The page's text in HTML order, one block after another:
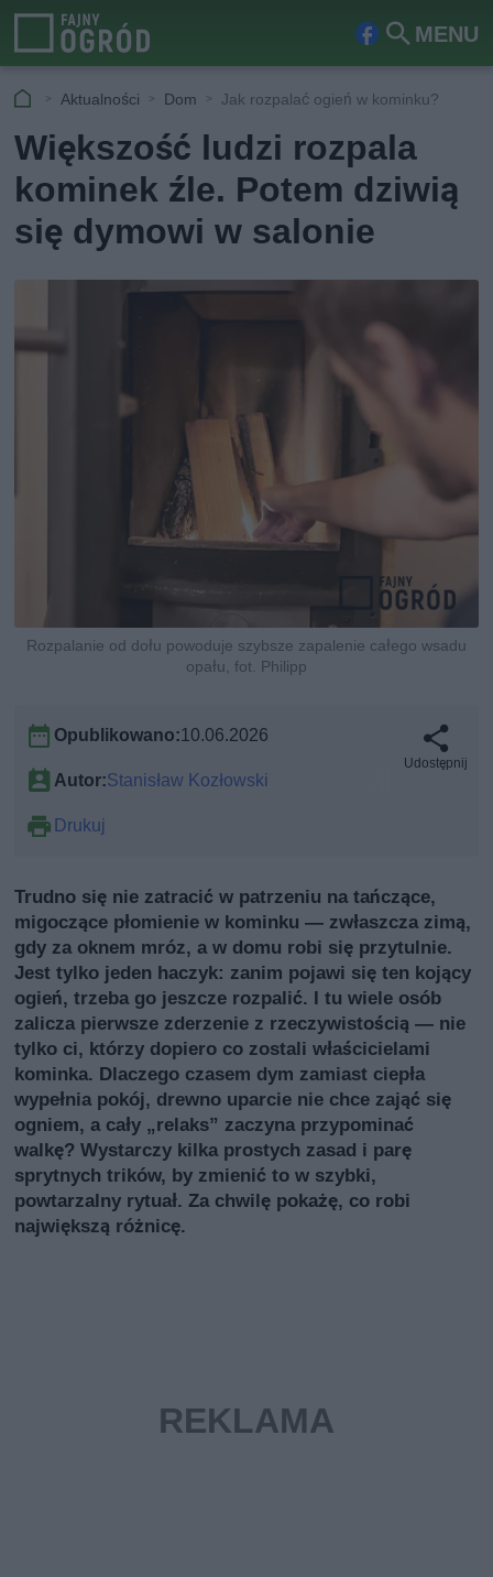
MENU
Fa
ook
Szu
kaj
Aktualności Dom Jak rozpalać ogień w kominku?
Większość ludzi rozpala
kominek źle. Potem dziwią
się dymowi w salonie
Rozpalanie od dołu powoduje szybsze zapalenie całego wsadu
opału, fot. Philipp
Opublikowano:10.06.2026
Autor:Stanisław Kozłowski
Drukuj
Udostępnij
Trudno się nie zatracić w patrzeniu na tańczące,
migoczące płomienie w kominku — zwłaszcza zimą,
gdy za oknem mróz, a w domu robi się przytulnie.
Jest tylko jeden haczyk: zanim pojawi się ten kojący
ogień, trzeba go jeszcze rozpalić. I tu wiele osób
zalicza pierwsze zderzenie z rzeczywistością — nie
tylko ci, którzy dopiero co zostali właścicielami
kominka. Dlaczego czasem dym zamiast ciepła
wypełnia pokój, drewno uparcie nie chce zająć się
ogniem, a cały „relaks” zaczyna przypominać
walkę? Wystarczy kilka prostych zasad i parę
sprytnych trików, by zmienić to w szybki,
powtarzalny rytuał. Za chwilę pokażę, co robi
największą różnicę.